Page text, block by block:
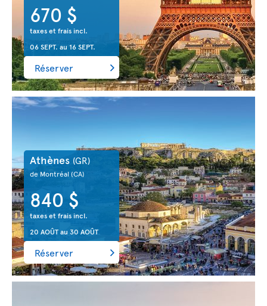
670 $
taxes et frais incl.
06 SEPT. au 16 SEPT.
Réserver
Athènes (GR)
de Montréal(CA)
840 $
taxes et frais incl.
20 AOÛTau 30 AOÛT
Réserver